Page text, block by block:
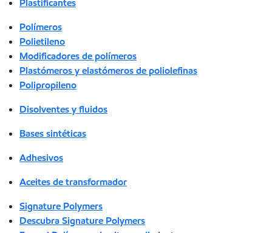
Plastificantes
Polímeros
Polietileno
Modificadores de polímeros
Plastómeros y elastómeros de poliolefinas
Polipropileno
Disolventes y fluidos
Bases sintéticas
Adhesivos
Aceites de transformador
Signature Polymers
Descubra Signature Polymers